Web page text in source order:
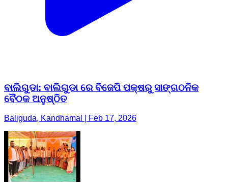
ବାଲିଗୁଡା: ବାଲିଗୁଡା ରେ ବିଜେପି ପକ୍ଷରୁ ସାଙ୍ଗଠନିକ
ବୈଠକ ଅନୁଷ୍ଠିତ
Baliguda, Kandhamal | Feb 17, 2026